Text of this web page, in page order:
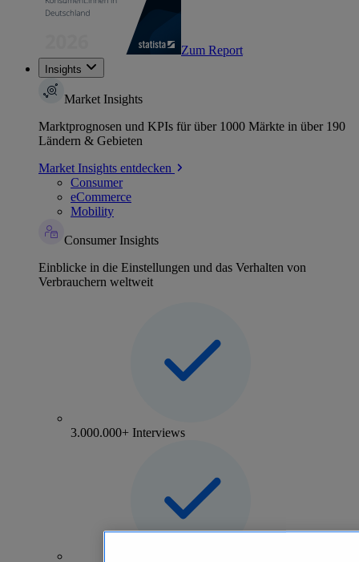
Zum Report
Insights
Market Insights
Marktprognosen und KPIs für über 1000 Märkte in über 190
Ländern & Gebieten
Market Insights entdecken
Consumer
eCommerce
Mobility
Consumer Insights
Einblicke in die Einstellungen und das Verhalten von
Verbrauchern weltweit
3.000.000+ Interviews